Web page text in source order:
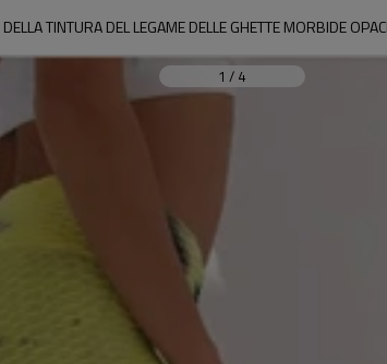
TINTURA DEL LEGAME DELLE GHETTE MORBIDE
1 / 4